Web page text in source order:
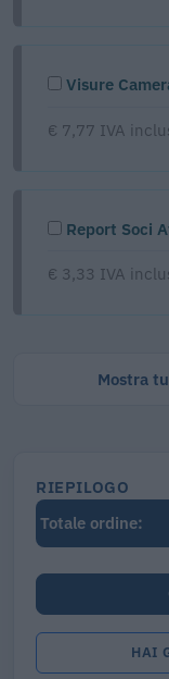
Visure
€ 7,77 IVA
Report Soci
€ 3,33 IVA
Mostra
RIEPILOGO
Totale ordine:
HAI